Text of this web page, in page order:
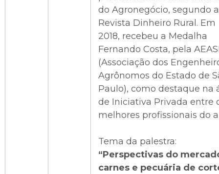
do Agronegócio, segundo a
Revista Dinheiro Rural. Em
2018, recebeu a Medalha
Fernando Costa, pela
(Associação dos
Agrônomos do Estado de
Paulo), como destaque na
de Iniciativa Privada entre
melhores profissionais do
Tema da palestra:
“Perspectivas do
carnes e pecuária de